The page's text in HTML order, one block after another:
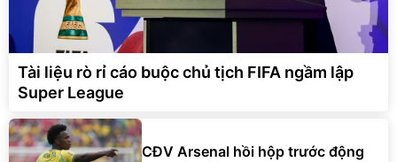
Tài liệu rò rỉ cáo buộc chủ tịch FIFA ngầm lập
Super League
CĐV Arsenal hồi hộp trước động